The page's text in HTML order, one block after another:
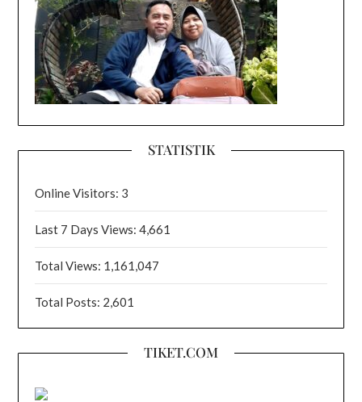
STATISTIK
Online Visitors: 3
Last 7 Days Views:4,661
Total Views: 1,161,047
Total Posts: 2,601
TIKET.COM